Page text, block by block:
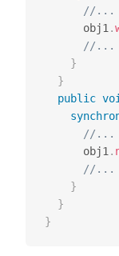
//...
      obj1
.
//...
}
}
public
//...
      obj1
.
//...
}
}
}